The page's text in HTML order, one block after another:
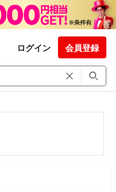
ログイン 会員登録